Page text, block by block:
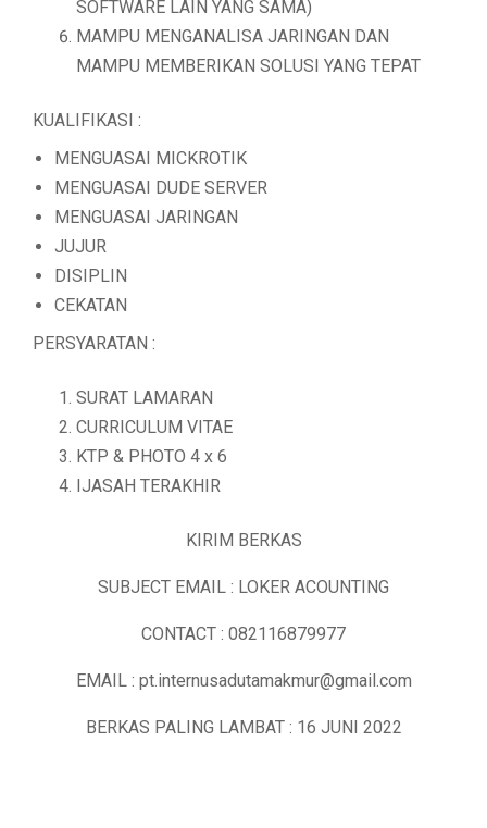
SOFTWARE LAIN YANG SAMA)
MAMPU MENGANALISA JARINGAN DAN
MAMPU MEMBERIKAN SOLUSI YANG TEPAT
KUALIFIKASI :
MENGUASAI MICKROTIK
MENGUASAI DUDE SERVER
MENGUASAI JARINGAN
JUJUR
DISIPLIN
CEKATAN
PERSYARATAN :
SURAT LAMARAN
CURRICULUM VITAE
KTP & PHOTO 4 x 6
IJASAH TERAKHIR
KIRIM BERKAS
SUBJECT EMAIL : LOKER ACOUNTING
CONTACT : 082116879977
EMAIL : pt.internusadutamakmur@gmail.com
BERKAS PALING LAMBAT : 16 JUNI 2022